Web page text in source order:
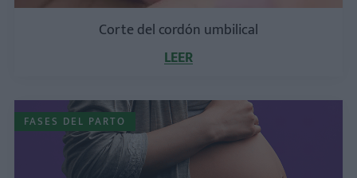
Corte del cordón umbilical
LEER
FASES DEL PARTO